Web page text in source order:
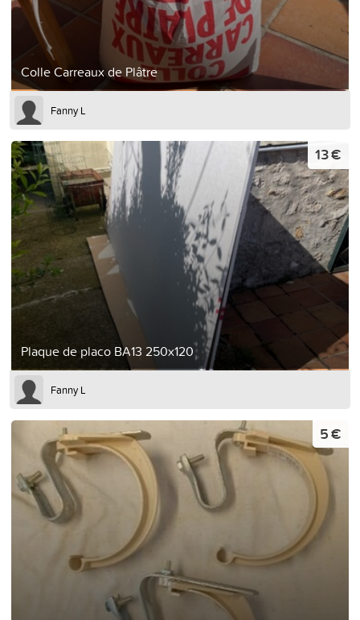
Colle Carreaux de Plâtre
Fanny L
Plaque de placo BA13 250x120
13 €
Fanny L
5 €